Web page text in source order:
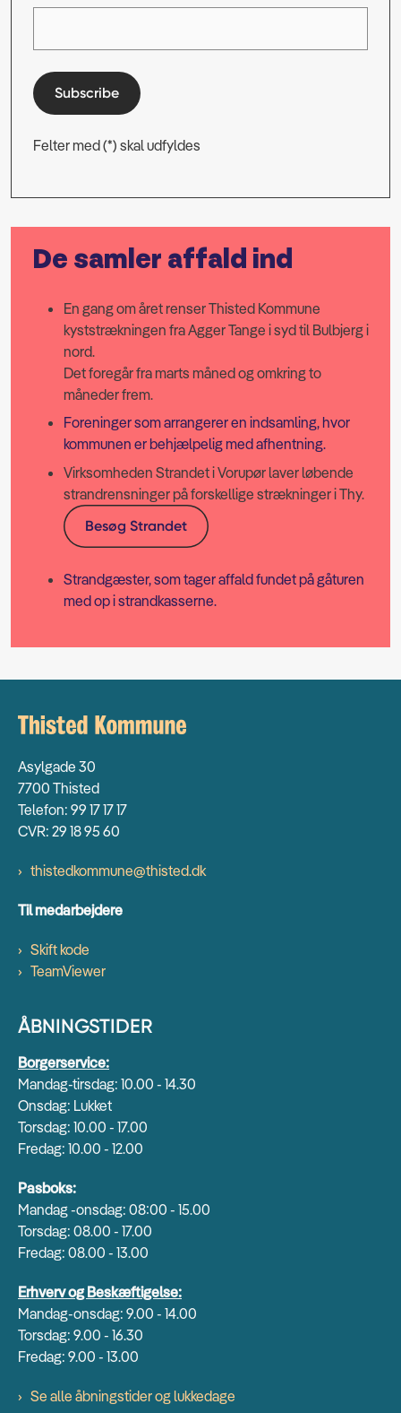
Subscribe
Felter med (*) skal udfyldes
De samler affald ind
En gang om året renser Thisted Kommune
kyststrækningen fra Agger Tange i syd til Bulbjerg i
nord.
Det foregår fra marts måned og omkring to
måneder frem.
Foreninger som arrangerer en indsamling, hvor
kommunen er behjælpelig med afhentning.
Virksomheden Strandet i Vorupør laver løbende
strandrensninger på forskellige strækninger i Thy.
Besøg Strandet
Strandgæster, som tager affald fundet på gåturen
med op i strandkasserne.
Asylgade 30
7700 Thisted
Telefon: 99 17 17 17
CVR: 29 18 95 60
thistedkommune@thisted.dk
Til medarbejdere
Skift kode
TeamViewer
ÅBNINGSTIDER
Borgerservice:
Mandag-tirsdag: 10.00 - 14.30
Onsdag: Lukket
Torsdag: 10.00 - 17.00
Fredag: 10.00 - 12.00
Pasboks:
Mandag -onsdag: 08:00 - 15.00
Torsdag: 08.00 - 17.00
Fredag: 08.00 - 13.00
Erhverv og Beskæftigelse:
Mandag-onsdag: 9.00 - 14.00
Torsdag: 9.00 - 16.30
Fredag: 9.00 - 13.00
Se alle åbningstider og lukkedage